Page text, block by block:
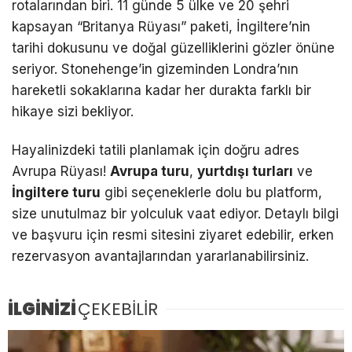
rotalarından biri. 11 günde 5 ülke ve 20 şehri
kapsayan “Britanya Rüyası” paketi, İngiltere’nin
tarihi dokusunu ve doğal güzelliklerini gözler önüne
seriyor. Stonehenge’in gizeminden Londra’nın
hareketli sokaklarına kadar her durakta farklı bir
hikaye sizi bekliyor.
Hayalinizdeki tatili planlamak için doğru adres
Avrupa Rüyası! Avrupa turu, yurtdışı turları ve
İngiltere turu gibi seçeneklerle dolu bu platform,
size unutulmaz bir yolculuk vaat ediyor. Detaylı bilgi
ve başvuru için resmi sitesini ziyaret edebilir, erken
rezervasyon avantajlarından yararlanabilirsiniz.
İLGİNİZİÇEKEBİLİR